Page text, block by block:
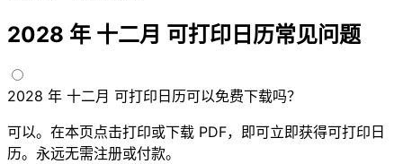
2028 年 十二月 可打印日历常见问题
2028 年 十二月 可打印日历可以免费下载吗？
可以。在本页点击打印或下载 PDF，即可立即获得可打印日
历。永远无需注册或付款。